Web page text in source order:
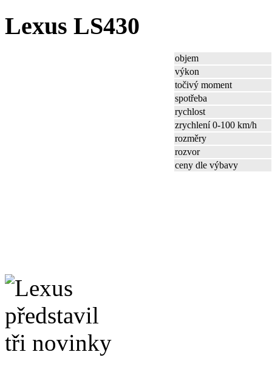
Lexus LS430
objem
výkon
točivý moment
spotřeba
rychlost
zrychlení 0-100 km/h
rozměry
rozvor
ceny dle výbavy